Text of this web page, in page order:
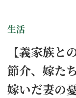
生活
【義家族と
節介、嫁た
嫁いだ妻の